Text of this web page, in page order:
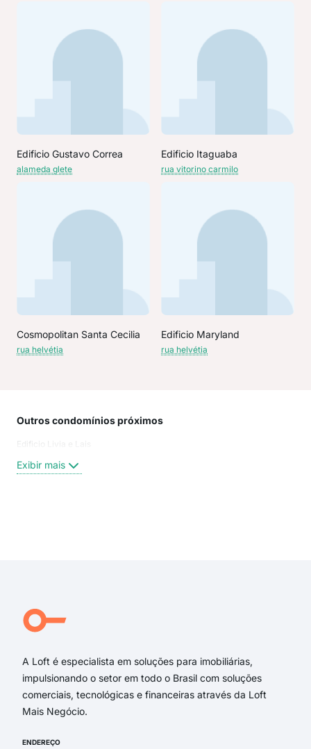
Edificio Gustavo Correa
alameda glete
Edificio Itaguaba
rua vitorino carmilo
Cosmopolitan Santa Cecilia
rua helvétia
Edificio Maryland
rua helvétia
Outros condomínios próximos
Edificio Livia e Lais
Exibir mais
A Loft é especialista em soluções para imobiliárias,
impulsionando o setor em todo o Brasil com soluções
comerciais, tecnológicas e financeiras através da Loft
Mais Negócio.
ENDEREÇO